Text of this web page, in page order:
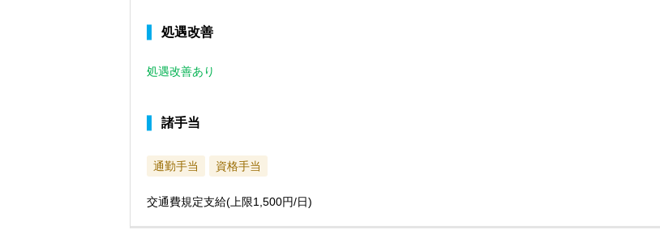
処遇改善
処遇改善あり
諸手当
通勤手当 資格手当
交通費規定支給(上限1,500円/日)